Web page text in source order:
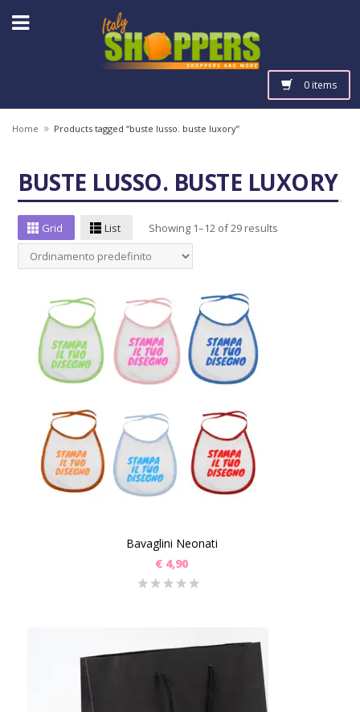
0 items
Home » Products tagged “buste lusso. buste luxory”
BUSTE LUSSO. BUSTE LUXORY
Grid List Showing 1–12 of 29 results
Bavaglini Neonati
€ 4,90